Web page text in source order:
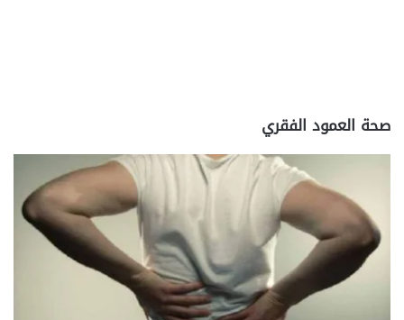
صحة العمود الفقري